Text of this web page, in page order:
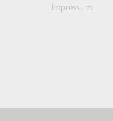
Impressum